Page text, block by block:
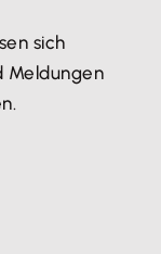
sich
Meldungen